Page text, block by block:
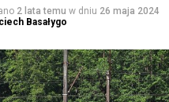
2 lata temu w dniu 26 maja 2024
Basałygo